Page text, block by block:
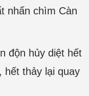
nhấn chìm Càn
độn hủy diệt hết
hết thảy lại quay